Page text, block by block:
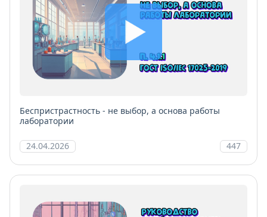
Беспристрастность - не выбор, а основа работы
лаборатории
24.04.2026 447